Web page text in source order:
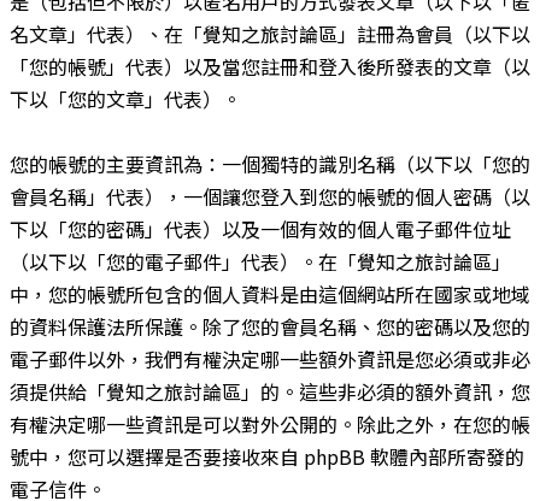
名文章」代表）、在「覺知之旅討論區」註冊為會員（以下以
「您的帳號」代表）以及當您註冊和登入後所發表的文章（以
下以「您的文章」代表）。
您的帳號的主要資訊為：一個獨特的識別名稱（以下以「您的
會員名稱」代表），一個讓您登入到您的帳號的個人密碼（以
下以「您的密碼」代表）以及一個有效的個人電子郵件位址
（以下以「您的電子郵件」代表）。在「覺知之旅討論區」
中，您的帳號所包含的個人資料是由這個網站所在國家或地域
的資料保護法所保護。除了您的會員名稱、您的密碼以及您的
電子郵件以外，我們有權決定哪一些額外資訊是您必須或非必
須提供給「覺知之旅討論區」的。這些非必須的額外資訊，您
有權決定哪一些資訊是可以對外公開的。除此之外，在您的帳
號中，您可以選擇是否要接收來自 phpBB 軟體內部所寄發的
電子信件。